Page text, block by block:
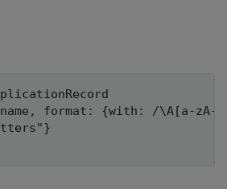
format: {with: /\A[a-